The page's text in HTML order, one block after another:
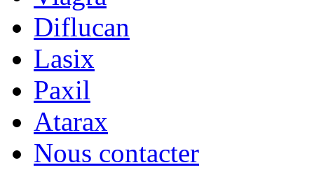
Diflucan
Lasix
Paxil
Atarax
Nous contacter